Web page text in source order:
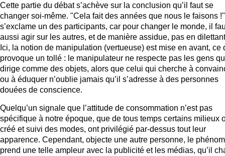
Cette partie du débat s’achève sur la conclusion qu’il faut se
changer soi-même. "Cela fait des années que nous le faisons !"
s’exclame un des participants, car pour changer le monde, il
aussi agir sur les autres, et de manière assidue, pas en
Ici, la notion de manipulation (vertueuse) est mise en avant, ce
provoque un tollé : le manipulateur ne respecte pas les gens
dirige comme des objets, alors que celui qui cherche à
ou à éduquer n’oublie jamais qu’il s’adresse à des personnes
douées de conscience.
Quelqu’un signale que l’attitude de consommation n’est pas
spécifique à notre époque, que de tous temps certains milieux
créé et suivi des modes, ont privilégié par-dessus tout leur
apparence. Cependant, objecte une autre personne, le
prend une telle ampleur avec la publicité et les médias, qu’il